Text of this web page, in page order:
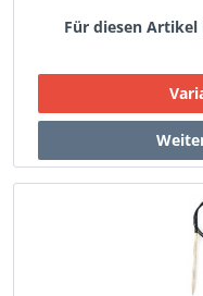
Für diesen